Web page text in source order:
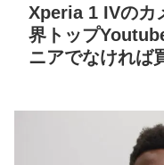
Xperia 1 IVのカ
界トップ
ニアでなければ